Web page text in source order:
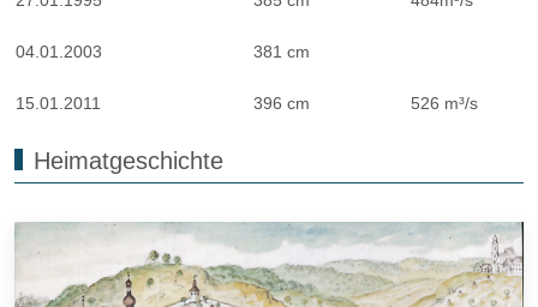
04.01.2003 381 cm
15.01.2011 396 cm 526 m³/s
Heimatgeschichte